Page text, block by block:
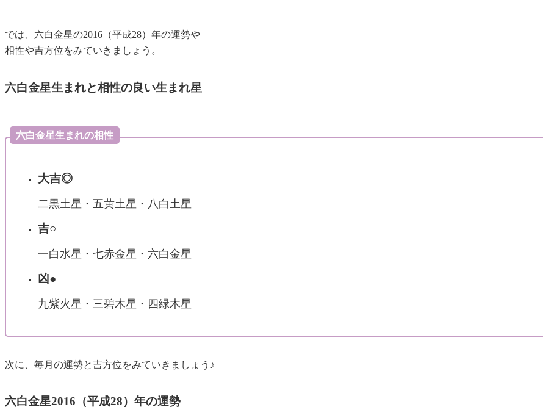
では、六白金星の2016（平成28）年の運勢や
相性や吉方位をみていきましょう。
六白金星生まれと相性の良い生まれ星
六白金星生まれの相性
大吉◎
二黒土星・五黄土星・八白土星
吉○
一白水星・七赤金星・六白金星
凶●
九紫火星・三碧木星・四緑木星
次に、毎月の運勢と吉方位をみていきましょう♪
六白金星2016（平成28）年の運勢